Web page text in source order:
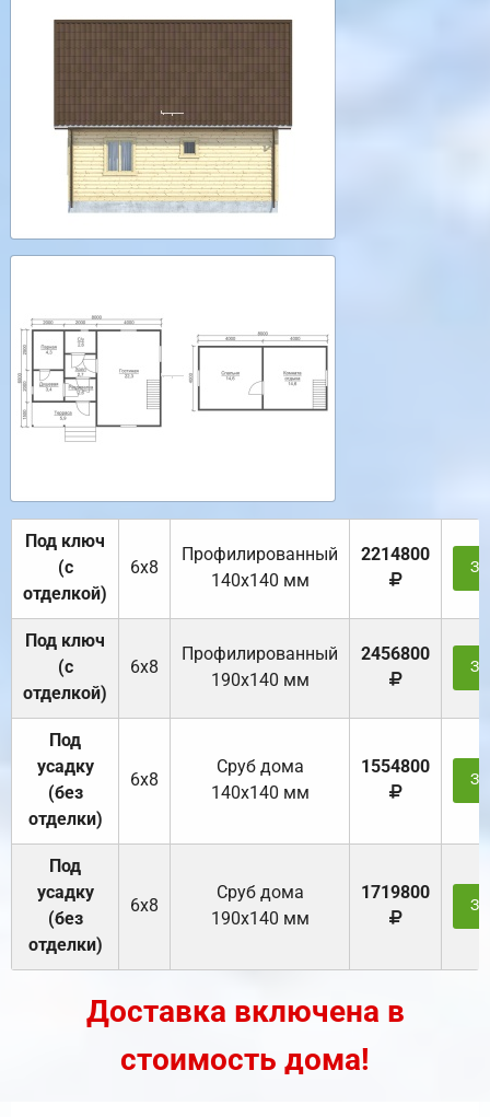
Под ключ
(с
отделкой)
6х8
Профилированный
140х140 мм
2214800
Под ключ
(с
отделкой)
6х8
Профилированный
190х140 мм
2456800
Под
усадку
(без
отделки)
6х8
Cруб дома
140х140 мм
1554800
Под
усадку
(без
отделки)
6х8
Cруб дома
190х140 мм
1719800
Доставка включена в
стоимость дома!